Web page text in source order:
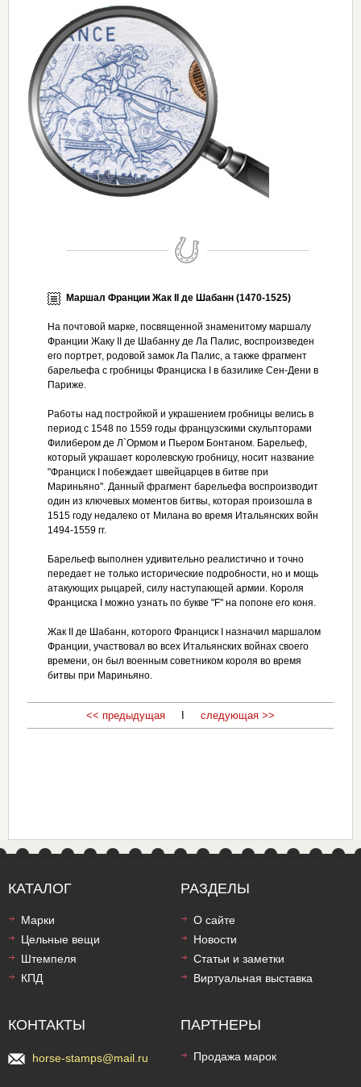
Маршал Франции Жак II де Шабанн (1470-1525)
На почтовой марке, посвященной знаменитому маршалу
Франции Жаку II де Шабанну де Ла Палис, воспроизведен
его портрет, родовой замок Ла Палис, а также фрагмент
барельефа с гробницы Франциска I в базилике Сен-Дени в
Париже.
Работы над постройкой и украшением гробницы велись в
период с 1548 по 1559 годы французскими скульпторами
Филибером де Л`Ормом и Пьером Бонтаном. Барельеф,
который украшает королевскую гробницу, носит название
"Франциск I побеждает швейцарцев в битве при
Мариньяно". Данный фрагмент барельефа воспроизводит
один из ключевых моментов битвы, которая произошла в
1515 году недалеко от Милана во время Итальянских войн
1494-1559 гг.
Барельеф выполнен удивительно реалистично и точно
передает не только исторические подробности, но и мощь
атакующих рыцарей, силу наступающей армии. Короля
Франциска I можно узнать по букве "F" на попоне его коня.
Жак II де Шабанн, которого Франциск I назначил маршалом
Франции, участвовал во всех Итальянских войнах своего
времени, он был военным советником короля во время
битвы при Мариньяно.
<< предыдущая следующая >>
КАТАЛОГ
Марки
Цельные вещи
Штемпеля
КПД
РАЗДЕЛЫ
О сайте
Новости
Статьи и заметки
Виртуальная выставка
КОНТАКТЫ
horse-stamps@mail.ru
ПАРТНЕРЫ
Продажа марок